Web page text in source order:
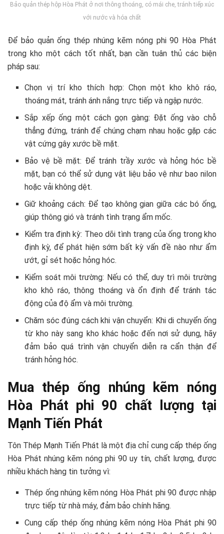
Bảo quản thép hộp Hòa Phát ở nơi thông thoáng, có mái che, tránh tiếp xúc
với nước và hóa chất
Để bảo quản ống thép nhúng kẽm nóng phi 90 Hòa Phát
trong kho một cách tốt nhất, bạn cần tuân thủ các biện
pháp sau:
Chọn vị trí kho thích hợp: Chọn một kho khô ráo,
thoáng mát, tránh ánh nắng trực tiếp và ngập nước.
Sắp xếp ống một cách gọn gàng: Đặt ống vào chỗ
thẳng đứng, tránh để chúng chạm nhau hoặc gặp các
vật cứng gây xước bề mặt.
Bảo vệ bề mặt: Để tránh trầy xước và hỏng hóc bề
mặt, bạn có thể sử dụng vật liệu bảo vệ như bao nilon
hoặc vải không dệt.
Giữ khoảng cách: Để tạo không gian giữa các bó ống,
giúp thông gió và tránh tình trạng ẩm mốc.
Kiểm tra định kỳ: Theo dõi tình trạng của ống trong kho
định kỳ, để phát hiện sớm bất kỳ vấn đề nào như ẩm
ướt, gỉ sét hoặc hỏng hóc.
Kiểm soát môi trường: Nếu có thể, duy trì môi trường
kho khô ráo, thông thoáng và ổn định để tránh tác
động của độ ẩm và môi trường.
Chăm sóc đúng cách khi vận chuyển: Khi di chuyển ống
từ kho này sang kho khác hoặc đến nơi sử dụng, hãy
đảm bảo quá trình vận chuyển diễn ra cẩn thận để
tránh hỏng hóc.
Mua thép ống nhúng kẽm nóng
Hòa Phát phi 90 chất lượng tại
Mạnh Tiến Phát
Tôn Thép Mạnh Tiến Phát là một địa chỉ cung cấp thép ống
Hòa Phát nhúng kẽm nóng phi 90 uy tín, chất lượng, được
nhiều khách hàng tin tưởng vì:
Thép ống nhúng kẽm nóng Hòa Phát phi 90 được nhập
trực tiếp từ nhà máy, đảm bảo chính hãng.
Cung cấp thép ống nhúng kẽm nóng Hòa Phát phi 90